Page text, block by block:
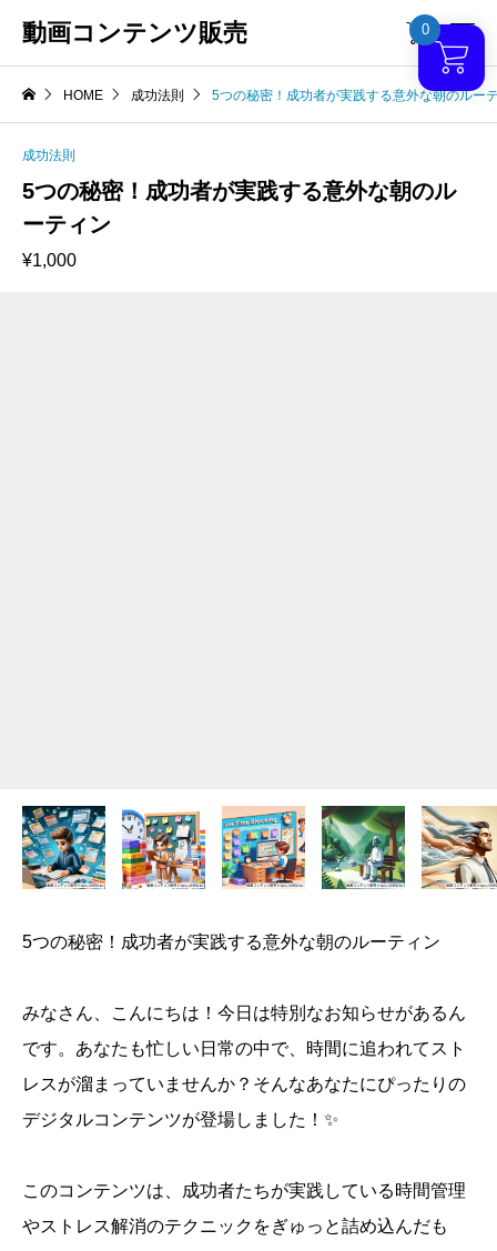
動画コンテンツ販売 
HOME 成功法則 5つの秘密！成功者が実践する意外な朝のルー
成功法則
5つの秘密！成功者が実践する意外な朝のル
ーティン
¥1,000
5つの秘密！成功者が実践する意外な朝のルーティン
みなさん、こんにちは！今日は特別なお知らせがあるん
です。あなたも忙しい日常の中で、時間に追われてスト
レスが溜まっていませんか？そんなあなたにぴったりの
デジタルコンテンツが登場しました！✨
このコンテンツは、成功者たちが実践している時間管理
やストレス解消のテクニックをぎゅっと詰め込んだも
0